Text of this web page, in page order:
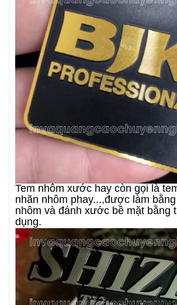
Tem nhôm xước hay còn gọi là
nhãn nhôm phay...,được làm
nhôm và đánh xước bề mặt bằng
dụng.